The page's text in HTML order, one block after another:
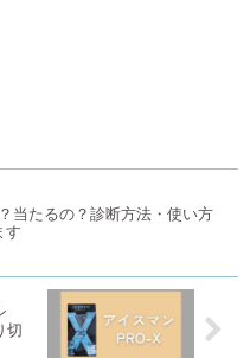
当たるの？診断方法・使い方
す
切